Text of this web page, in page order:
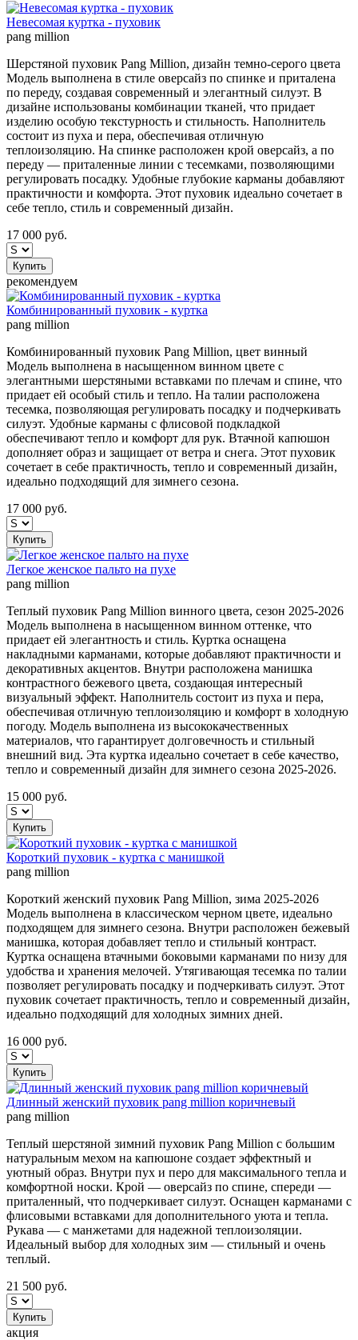
Невесомая куртка - пуховик
pang million
Шерстяной пуховик Pang Million, дизайн темно-серого цвета
Модель выполнена в стиле оверсайз по спинке и приталена
по переду, создавая современный и элегантный силуэт. В
дизайне использованы комбинации тканей, что придает
изделию особую текстурность и стильность. Наполнитель
состоит из пуха и пера, обеспечивая отличную
теплоизоляцию. На спинке расположен крой оверсайз, а по
переду — приталенные линии с тесемками, позволяющими
регулировать посадку. Удобные глубокие карманы добавляют
практичности и комфорта. Этот пуховик идеально сочетает в
себе тепло, стиль и современный дизайн.
17 000 руб.
Купить
рекомендуем
Комбинированный пуховик - куртка
pang million
Комбинированный пуховик Pang Million, цвет винный
Модель выполнена в насыщенном винном цвете с
элегантными шерстяными вставками по плечам и спине, что
придает ей особый стиль и тепло. На талии расположена
тесемка, позволяющая регулировать посадку и подчеркивать
силуэт. Удобные карманы с флисовой подкладкой
обеспечивают тепло и комфорт для рук. Втачной капюшон
дополняет образ и защищает от ветра и снега. Этот пуховик
сочетает в себе практичность, тепло и современный дизайн,
идеально подходящий для зимнего сезона.
17 000 руб.
Купить
Легкое женское пальто на пухе
pang million
Теплый пуховик Pang Million винного цвета, сезон 2025-2026
Модель выполнена в насыщенном винном оттенке, что
придает ей элегантность и стиль. Куртка оснащена
накладными карманами, которые добавляют практичности и
декоративных акцентов. Внутри расположена манишка
контрастного бежевого цвета, создающая интересный
визуальный эффект. Наполнитель состоит из пуха и пера,
обеспечивая отличную теплоизоляцию и комфорт в холодную
погоду. Модель выполнена из высококачественных
материалов, что гарантирует долговечность и стильный
внешний вид. Эта куртка идеально сочетает в себе качество,
тепло и современный дизайн для зимнего сезона 2025-2026.
15 000 руб.
Купить
Короткий пуховик - куртка с манишкой
pang million
Короткий женский пуховик Pang Million, зима 2025-2026
Модель выполнена в классическом черном цвете, идеально
подходящем для зимнего сезона. Внутри расположен бежевый
манишка, которая добавляет тепло и стильный контраст.
Куртка оснащена втачными боковыми карманами по низу для
удобства и хранения мелочей. Утягивающая тесемка по талии
позволяет регулировать посадку и подчеркивать силуэт. Этот
пуховик сочетает практичность, тепло и современный дизайн,
идеально подходящий для холодных зимних дней.
16 000 руб.
Купить
Длинный женский пуховик pang million коричневый
pang million
Теплый шерстяной зимний пуховик Pang Million с большим
натуральным мехом на капюшоне создает эффектный и
уютный образ. Внутри пух и перо для максимального тепла и
комфортной носки. Крой — оверсайз по спине, спереди —
приталенный, что подчеркивает силуэт. Оснащен карманами с
флисовыми вставками для дополнительного уюта и тепла.
Рукава — с манжетами для надежной теплоизоляции.
Идеальный выбор для холодных зим — стильный и очень
теплый.
21 500 руб.
Купить
акция